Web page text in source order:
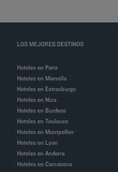
LOS MEJORES DESTINOS
Hoteles en Paris
Hoteles en Marsella
Hoteles en Estrasburgo
Hoteles en Niza
Hoteles en Burdeos
Hoteles en Toulouse
Hoteles en Montpellier
Hoteles en Lyon
Hoteles en Andorra
Hoteles en Carcasona